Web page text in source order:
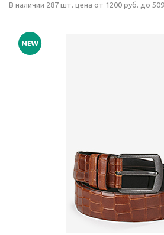
В наличии 287 шт. цена от 1200 руб. до